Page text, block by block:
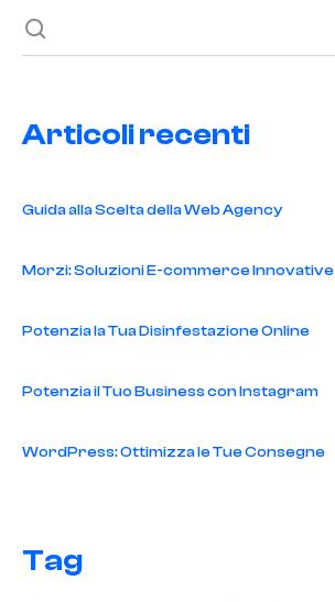
Articoli recenti
Guida alla Scelta della Web Agency
Morzi: Soluzioni E-commerce Innovative
Potenzia la Tua Disinfestazione Online
Potenzia il Tuo Business con Instagram
WordPress: Ottimizza le Tue Consegne
Tag